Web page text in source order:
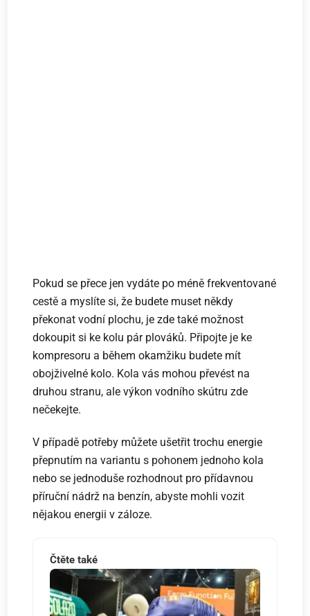
Pokud se přece jen vydáte po méně frekventované
cestě a myslíte si, že budete muset někdy
překonat vodní plochu, je zde také možnost
dokoupit si ke kolu pár plováků. Připojte je ke
kompresoru a během okamžiku budete mít
obojživelné kolo. Kola vás mohou převést na
druhou stranu, ale výkon vodního skútru zde
nečekejte.
V případě potřeby můžete ušetřit trochu energie
přepnutím na variantu s pohonem jednoho kola
nebo se jednoduše rozhodnout pro přídavnou
příruční nádrž na benzín, abyste mohli vozit
nějakou energii v záloze.
Čtěte také